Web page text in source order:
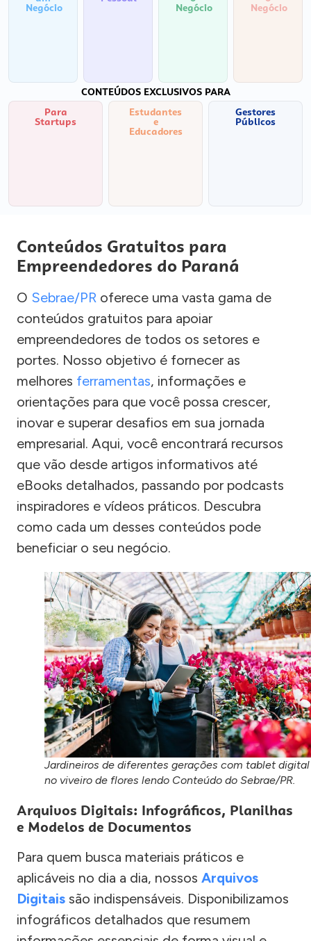
Negócio Negócio Negócio
CONTEÚDOS EXCLUSIVOS PARA
Para
Startups
Estudantes
e
Educadores
Gestores
Públicos
Conteúdos Gratuitos para
Empreendedores do Paraná
O Sebrae/PR oferece uma vasta gama de
conteúdos gratuitos para apoiar
empreendedores de todos os setores e
portes. Nosso objetivo é fornecer as
melhores ferramentas, informações e
orientações para que você possa crescer,
inovar e superar desafios em sua jornada
empresarial. Aqui, você encontrará recursos
que vão desde artigos informativos até
eBooks detalhados, passando por podcasts
inspiradores e vídeos práticos. Descubra
como cada um desses conteúdos pode
beneficiar o seu negócio.
Jardineiros de diferentes gerações com tablet digital
no viveiro de flores lendo Conteúdo do Sebrae/PR.
Arquivos Digitais: Infográficos, Planilhas
e Modelos de Documentos
Para quem busca materiais práticos e
aplicáveis no dia a dia, nossos Arquivos
Digitais são indispensáveis. Disponibilizamos
infográficos detalhados que resumem